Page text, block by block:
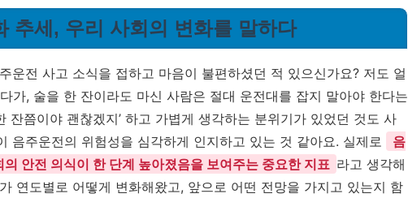
추세, 우리 사회의 변화를 말하다
운전 사고 소식을 접하고 마음이 불편하셨던 적 있으신가요? 저도 얼
가, 술을 한 잔이라도 마신 사람은 절대 운전대를 잡지 말아야 한다는
잔쯤이야 괜찮겠지’ 하고 가볍게 생각하는 분위기가 있었던 것도 사
음주운전의 위험성을 심각하게 인지하고 있는 것 같아요. 실제로
음
안전 의식이 한 단계 높아졌음을 보여주는 중요한 지표 라고 생각해
연도별로 어떻게 변화해왔고, 앞으로 어떤 전망을 가지고 있는지 함